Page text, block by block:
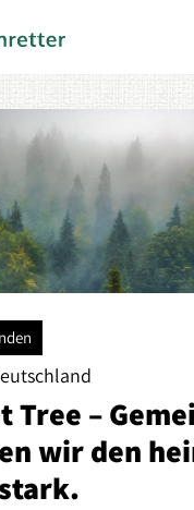
Tree –
wir den